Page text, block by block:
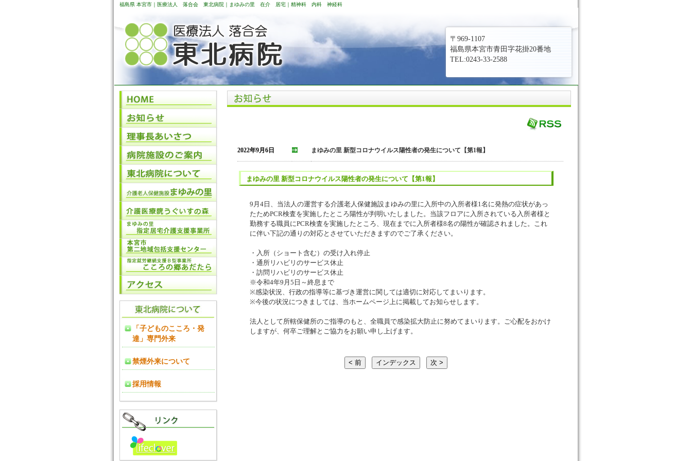
福島県 本宮市｜医療法人 落合会 東北病院｜まゆみの里 在介 居宅｜精神科 内科 神経科
〒969-1107
福島県本宮市青田字花掛20番地
TEL:0243-33-2588
2022年9月6日 まゆみの里 新型コロナウイルス陽性者の発生について【第1報】
まゆみの里 新型コロナウイルス陽性者の発生について【第1報】
9月4日、当法人の運営する介護老人保健施設まゆみの里に入所中の入所者様1名に発熱の症状があっ
たためPCR検査を実施したところ陽性が判明いたしました。当該フロアに入所されている入所者様と
勤務する職員にPCR検査を実施したところ、現在までに入所者様8名の陽性が確認されました。これ
に伴い下記の通りの対応とさせていただきますのでご了承ください。
・入所（ショート含む）の受け入れ停止
・通所リハビリのサービス休止
・訪問リハビリのサービス休止
※令和4年9月5日～終息まで
※感染状況、行政の指導等に基づき運営に関しては適切に対応してまいります。
※今後の状況につきましては、当ホームページ上に掲載してお知らせします。
法人として所轄保健所のご指導のもと、全職員で感染拡大防止に努めてまいります。ご心配をおかけ
しますが、何卒ご理解とご協力をお願い申し上げます。
< 前 インデックス 次 >
「子どものこころ・発
達」専門外来
禁煙外来について
採用情報